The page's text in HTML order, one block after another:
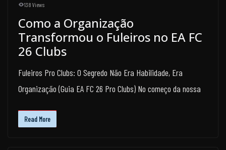
138 Views
Como a Organização
Transformou o Fuleiros no EA FC
26 Clubs
Fuleiros Pro Clubs: O Segredo Não Era Habilidade, Era
Organização (Guia EA FC 26 Pro Clubs) No começo da nossa
Read More